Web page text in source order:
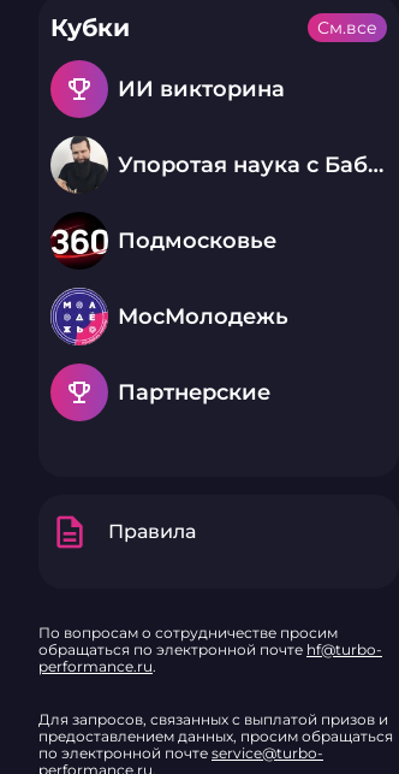
Кубки
emoji_events ИИ викторина
Упоротая наука с Бабаем Лютым
Подмосковье
МосМолодежь
emoji_events Партнерские
См.все
description Правила
По вопросам о сотрудничестве просим
обращаться по электронной почте hf@turbo-
performance.ru.
Для запросов, связанных с выплатой призов и
предоставлением данных, просим обращаться
по электронной почте service@turbo-
performance.ru.